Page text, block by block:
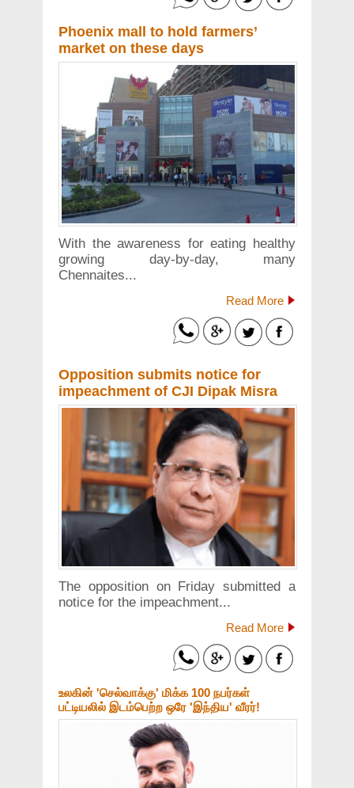
Phoenix mall to hold farmers’
market on these days
With the awareness for eating healthy
growing day-by-day, many
Chennaites...
Read More
Opposition submits notice for
impeachment of CJI Dipak Misra
The opposition on Friday submitted a
notice for the impeachment...
Read More
உலகின் 'செல்வாக்கு' மிக்க 100 நபர்கள்
பட்டியலில் இடம்பெற்ற ஒரே 'இந்திய' வீரர்!